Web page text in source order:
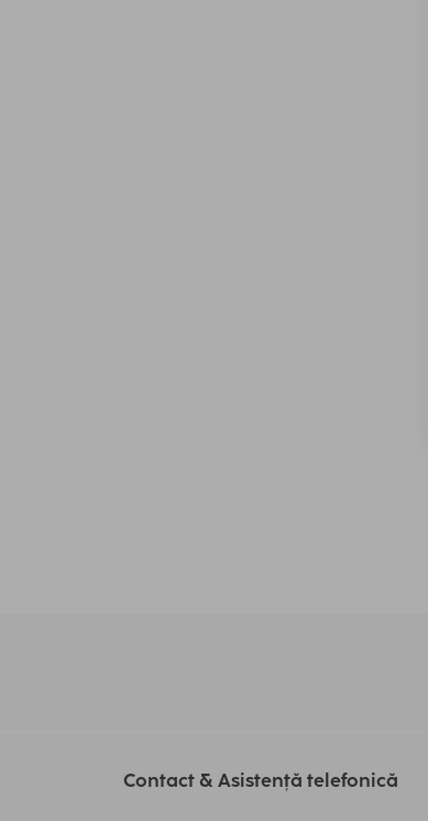
Contact & Asistență telefonică